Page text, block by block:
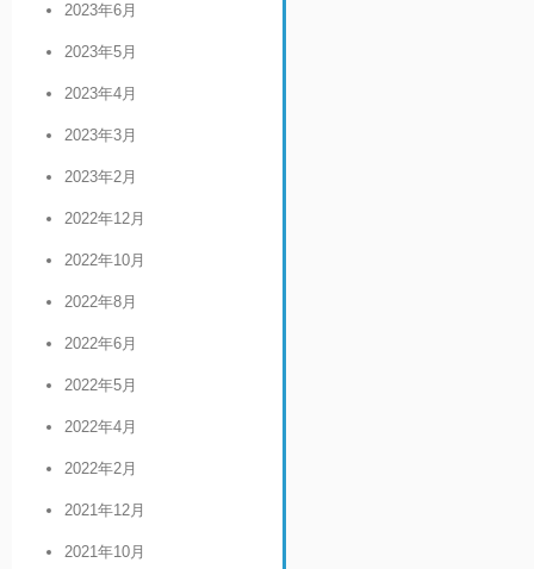
2023年6月
2023年5月
2023年4月
2023年3月
2023年2月
2022年12月
2022年10月
2022年8月
2022年6月
2022年5月
2022年4月
2022年2月
2021年12月
2021年10月